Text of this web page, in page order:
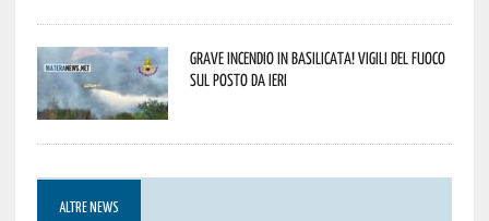
Grave incendio in Basilicata! Vigili del fuoco
sul posto da ieri
ALTRE NEWS